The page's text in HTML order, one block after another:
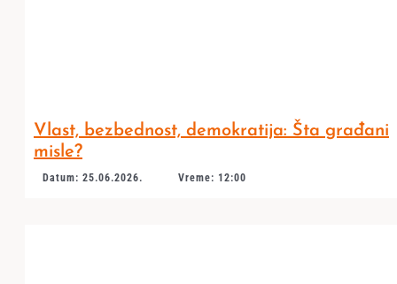
Vlast, bezbednost, demokratija: Šta građani
misle?
Datum: 25.06.2026. Vreme: 12:00